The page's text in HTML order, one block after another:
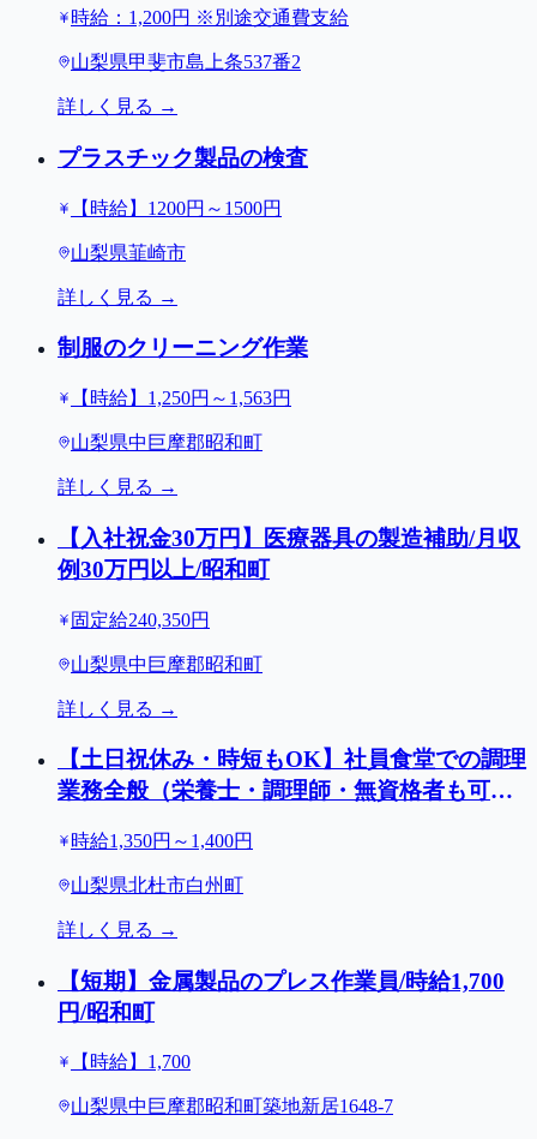
時給：1,200円 ※別途交通費支給
山梨県甲斐市島上条537番2
詳しく見る →
プラスチック製品の検査
【時給】1200円～1500円
山梨県韮崎市
詳しく見る →
制服のクリーニング作業
【時給】1,250円～1,563円
山梨県中巨摩郡昭和町
詳しく見る →
【入社祝金30万円】医療器具の製造補助/月収
例30万円以上/昭和町
固定給240,350円
山梨県中巨摩郡昭和町
詳しく見る →
【土日祝休み・時短もOK】社員食堂での調理
業務全般（栄養士・調理師・無資格者も可）/
時給1,350円～1,400円
山梨県北杜市白州町
詳しく見る →
【短期】金属製品のプレス作業員/時給1,700
円/昭和町
【時給】1,700
山梨県中巨摩郡昭和町築地新居1648-7